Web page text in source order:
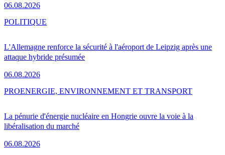
06.08.2026
L'Allemagne renforce la sécurité à l'aéroport de Leipzig après une
attaque hybride présumée
06.08.2026
POLITIQUE
La pénurie d'énergie nucléaire en Hongrie ouvre la voie à la
libéralisation du marché
06.08.2026
PROENERGIE, ENVIRONNEMENT ET TRANSPORT